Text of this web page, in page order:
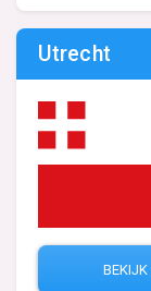
Utrecht
BEKIJK